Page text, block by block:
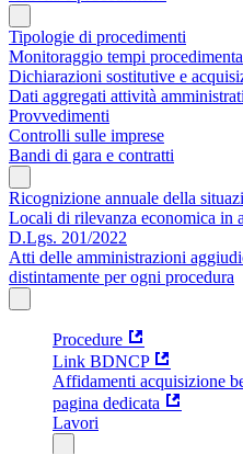
Tipologie di procedimenti
Monitoraggio tempi
Dichiarazioni sostitutive e
Dati aggregati attività
Provvedimenti
Controlli sulle imprese
Bandi di gara e contratti
Ricognizione annuale della
Locali di rilevanza economica in
D.Lgs. 201/2022
Atti delle amministrazioni
distintamente per ogni procedura
Procedure
Link BDNCP
Affidamenti acquisizione
pagina dedicata
Lavori